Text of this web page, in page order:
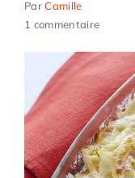
ParCamille
1 commentaire